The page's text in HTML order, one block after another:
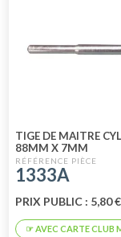
TIGE DE MAITRE
88MM X 7MM
1333A
PRIX PUBLIC : 5,80 €